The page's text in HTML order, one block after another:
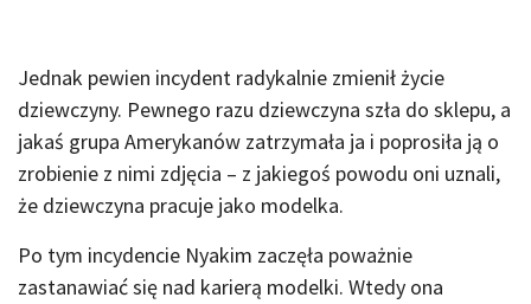
Jednak pewien incydent radykalnie zmienił życie
dziewczyny. Pewnego razu dziewczyna szła do sklepu, a
jakaś grupa Amerykanów zatrzymała ja i poprosiła ją o
zrobienie z nimi zdjęcia – z jakiegoś powodu oni uznali,
że dziewczyna pracuje jako modelka.
Po tym incydencie Nyakim zaczęła poważnie
zastanawiać się nad karierą modelki. Wtedy ona